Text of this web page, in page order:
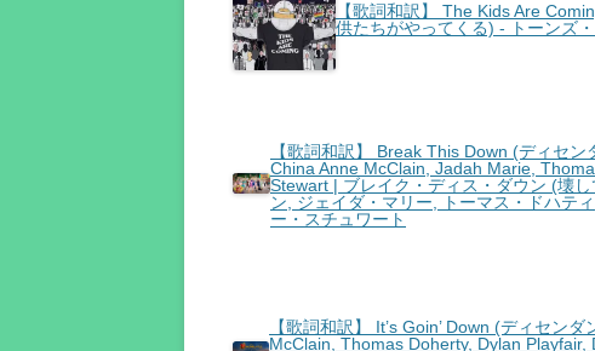
【歌詞和訳】 The Kids Are
供たちがやってくる) - トーンズ
【歌詞和訳】 Break This Down (ディセ
China Anne McClain, Jadah Marie,
Stewart | ブレイク・ディス・ダウン (壊
ン, ジェイダ・マリー, トーマス・ドハテ
ー・スチュワート
【歌詞和訳】 It’s Goin’ Down (ディセン
McClain, Thomas Doherty, Dylan